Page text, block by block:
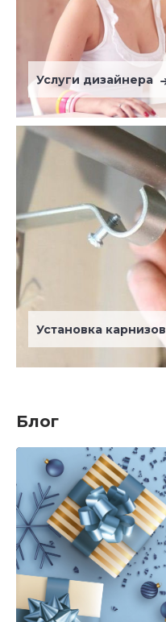
Услуги дизайнера
Установка карнизов
Блог